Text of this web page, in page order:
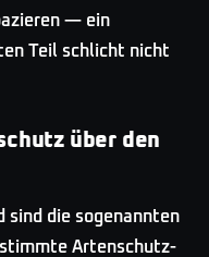
— ein
Teil schlicht nicht
über den
sind die sogenannten
Artenschutz-